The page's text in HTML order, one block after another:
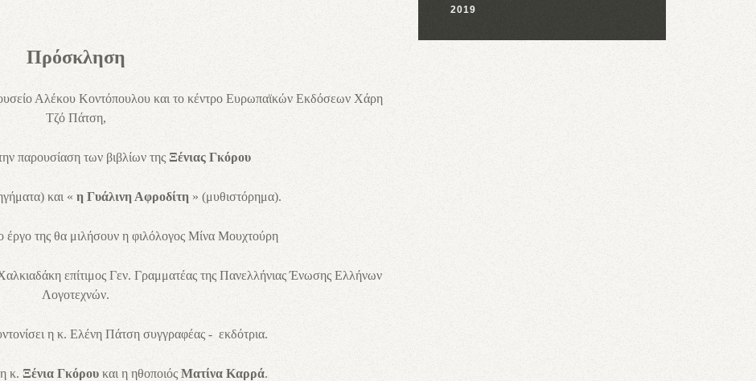
Πρόσκληση
Αλέκου Κοντόπουλου και το κέντρο Ευρωπαϊκών Εκδόσεων Χάρη
Τζό Πάτση,
παρουσίαση των βιβλίων της Ξένιας Γκόρου
και « η Γυάλινη Αφροδίτη » (μυθιστόρημα).
έργο της θα μιλήσουν η φιλόλογος Μίνα Μουχτούρη
επίτιμος Γεν. Γραμματέας της Πανελλήνιας Ένωσης Ελλήνων
Λογοτεχνών.
η κ. Ελένη Πάτση συγγραφέας - εκδότρια.
κ. Ξένια Γκόρου και η ηθοποιός Ματίνα Καρρά.
2019